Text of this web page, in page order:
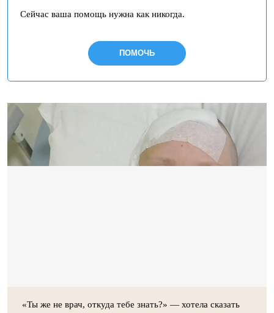
Сейчас ваша помощь нужна как никогда.
ПОМОЧЬ
«Ты же не врач, откуда тебе знать?» — хотела сказать